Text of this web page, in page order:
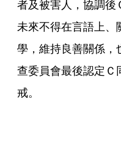
者及被害人，協調後
未來不得在言語上
學，維持良善關係，
查委員會最後認定Ｃ
戒。